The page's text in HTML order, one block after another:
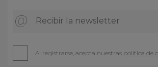
Recibir la newsletter
Al registrarse, acepta nuestras política de